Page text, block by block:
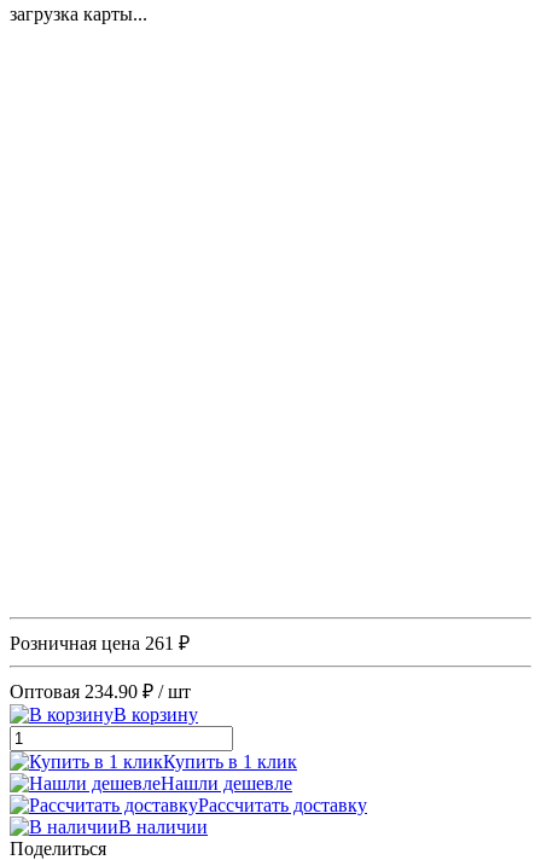
загрузка карты...
Розничная цена 261 ₽
Оптовая 234.90 ₽ / шт
В корзину
Купить в 1 клик
Нашли дешевле
Рассчитать доставку
В наличии
Поделиться